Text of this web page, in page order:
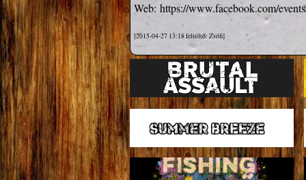
Web: https://www.facebook.com/
[2015-04-27 13:18 feltöltő: Zsófi]